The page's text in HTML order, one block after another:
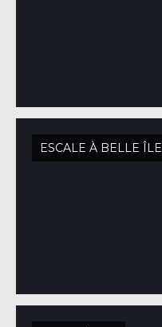
ESCALE À BELLE ÎLE